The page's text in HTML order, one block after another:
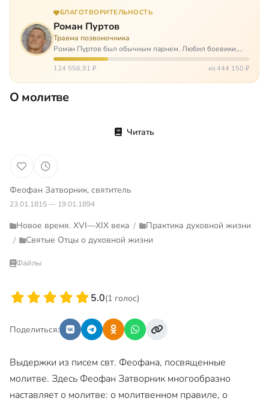
БЛАГОТВОРИТЕЛЬНОСТЬ
Роман Пуртов
Травма позвоночника
Роман Пуртов был обычным парнем. Любил боевики,
хорошие автомобили, был не дурак поиграть в комп,
любил жену и обожал дочь. А потом, будучи
124 556,91 ₽ из 444 150 ₽
О молитве
Читать
Феофан Затворник, святитель
23.01.1815 — 19.01.1894
Новое время. XVI—XIX века /
Практика духовной жизни
/
Святые Отцы о духовной жизни
Файлы
5.0(1 голос)
Поделиться:
Выдержки из писем свт. Феофана, посвященные
молитве. Здесь Феофан Затворник многообразно
наставляет о молитве: о молитвенном правиле, о